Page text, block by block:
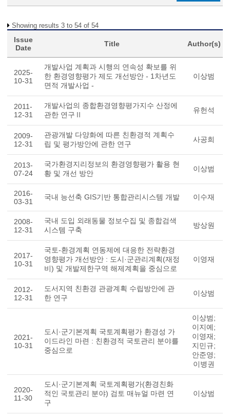
Showing results 3 to 54 of 54
Issue
Date
Title Author(s)
2025-
10-31
개발사업 계획과 시행의 연속성 확보를 위
한 환경영향평가 제도 개선방안 - 1차년도
면적 개발사업 -
이상범
2011-
12-31
개발사업의 종합환경영향평가지수 산정에
관한 연구Ⅱ
유헌석
2009-
12-31
관광개발 다양화에 따른 친환경적 계획수
립 및 평가방안에 관한 연구
사공희
2013-
07-24
국가환경지리정보의 환경영향평가 활용 현
황 및 개선 방안
이상범
2016-
03-31
국내 능선축 GIS기반 통합관리시스템 개발 이수재
2008-
12-31
국내 도입 외래동물 정보수집 및 종합검색
시스템 구축
방상원
2017-
10-31
국토-환경계획 연동제에 대응한 전략환경
영향평가 개선방안 : 도시·군관리계획(재정
비) 및 개발제한구역 해제계획을 중심으로
이영재
2012-
12-31
도서지역 친환경 관광계획 수립방안에 관
한 연구
이상범
2021-
10-31
도시·군기본계획 국토계획평가 환경성 가
이드라인 마련 : 친환경적 국토관리 분야를
중심으로
이상범;
이지예;
이영재;
지민규;
안준영;
이병권
2020-
11-30
도시·군기본계획 국토계획평가(환경친화
적인 국토관리 분야) 검토 매뉴얼 마련 연
구
이상범